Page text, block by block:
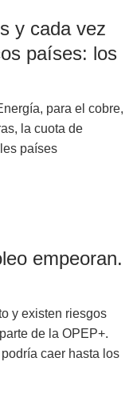
y cada vez
países: los
para el cobre,
la cuota de
países
empeoran.
y existen riesgos
de la OPEP+.
caer hasta los